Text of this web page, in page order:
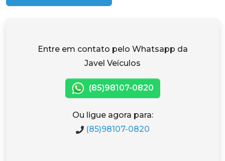
Entre em contato pelo Whatsapp da
Javel Veículos
(85)98107-0820
Ou ligue agora para:
(85)98107-0820